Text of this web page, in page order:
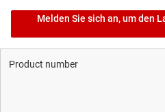
Melden Sie sich an, um den
Product number